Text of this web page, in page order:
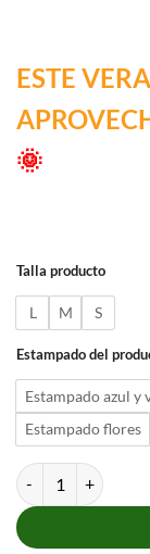
ESTE
🌞
Talla producto
L M S
Estampado del
Estampado azul y
Estampado flores
Pantalón corto de